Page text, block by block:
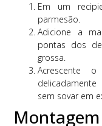
Em um
parmesão.
Adicione a
pontas dos
grossa.
Acrescente
sem sovar em